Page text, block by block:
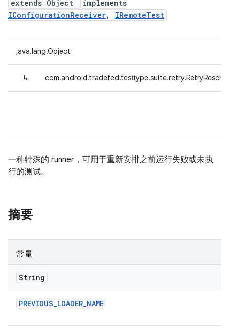
extends Object
implements
IConfigurationReceiver, IRemoteTest
java.lang.Object
↳
一种特殊的 runner，可用于重新安排之前运行失败或未执
行的测试。
摘要
常量
String
PREVIOUS_LOADER_NAME